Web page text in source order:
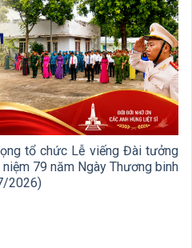
tổ chức Lễ viếng Đài tưởng
79 năm Ngày Thương binh
2026)